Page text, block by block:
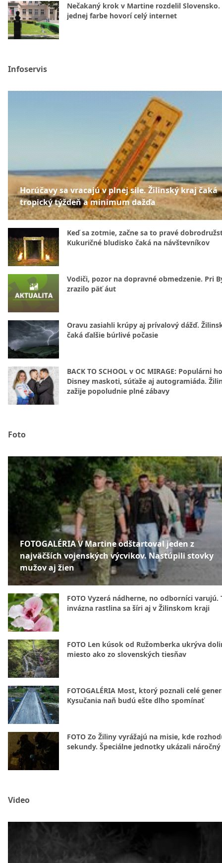
Nečakaný krok v Martine rozdelil Slovensko.
jednej farbe hovorí celý internet
Infoservis
Horúčavy sa vracajú v plnej sile. Žilinský kraj čaká
tropický týždeň a minimum dažďa
Keď sa zotmie, začne sa to pravé
Kukuričné bludisko čaká na návštevníkov
Vodiči, pozor na dopravné obmedzenie. Pri
zrazilo päť áut
Oravu zasiahli krúpy aj prívalový dážď.
čaká ďalšie búrlivé počasie
BACK TO SCHOOL v OC MIRAGE: Populárni
Disney maskoti, súťaže aj autogramiáda.
zažije popoludnie plné zábavy
Foto
FOTOGALÉRIA V Martine odštartoval jeden z
najväčších vojenských výcvikov. Nastúpili stovky
mužov aj žien
FOTO Vyzerá nádherne, no odborníci varujú.
invázna rastlina sa šíri aj v Žilinskom kraji
FOTO Len kúsok od Ružomberka ukrýva
miesto ako zo slovenských tiesňav
FOTOGALÉRIA Most, ktorý poznali celé
Kysučania naň budú ešte dlho spomínať
FOTO Zo Žiliny vyrážajú na misie, kde
sekundy. Špeciálne jednotky ukázali
Video